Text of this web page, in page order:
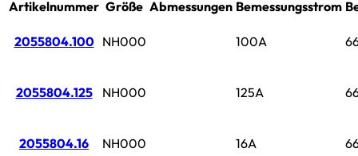
Artikelnummer Größe Abmessungen Bemessungsstrom
2055804.100 NH000 100A
2055804.125 NH000 125A
2055804.16 NH000 16A